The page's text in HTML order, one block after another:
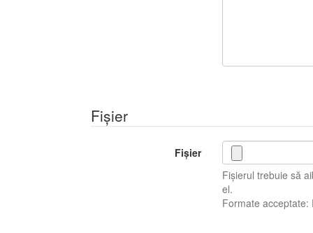
Fișier
Fișier
Fișierul trebuie să
el.
Formate acceptate: